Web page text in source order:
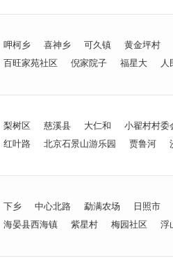
呷柯乡 喜神乡 可久镇
黄金坪村
百旺家苑社区
倪家院子 福星大 人
梨树区 慈溪县 大仁和
小翟村村委
红叶路
北京石景山游乐园 贾鲁河
下乡 中心北路 勐满农场
日照市
海晏县西海镇
紫星村 梅园社区 浮